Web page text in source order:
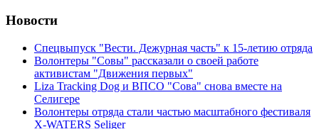
Новости
Спецвыпуск "Вести. Дежурная часть" к 15-летию отряда
Волонтеры "Совы" рассказали о своей работе
активистам "Движения первых"
Liza Tracking Dog и ВПСО "Сова" снова вместе на
Селигере
Волонтеры отряда стали частью масштабного фестиваля
X-WATERS Seliger